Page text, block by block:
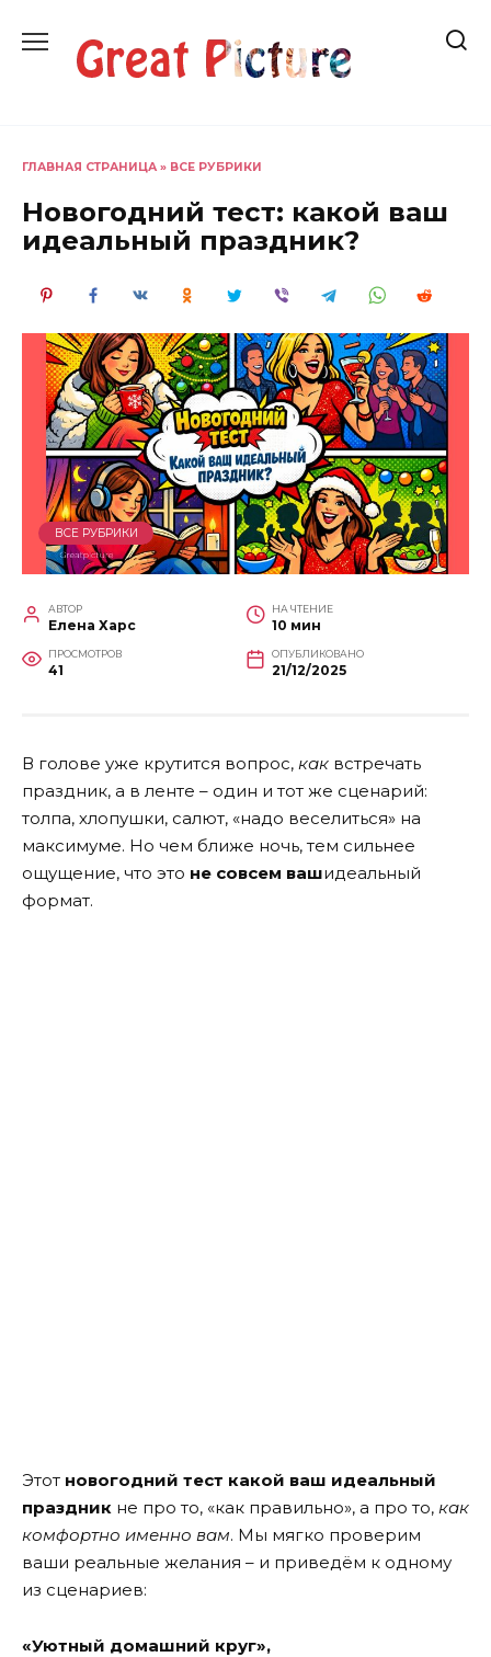
содержанию
ГЛАВНАЯ СТРАНИЦА » ВСЕ РУБРИКИ
Новогодний тест: какой ваш
идеальный праздник?
ВСЕ РУБРИКИ
АВТОР
Елена Харс
НА ЧТЕНИЕ
10 мин
ПРОСМОТРОВ
41
ОПУБЛИКОВАНО
21/12/2025
В голове уже крутится вопрос, как встречать
праздник, а в ленте – один и тот же сценарий:
толпа, хлопушки, салют, «надо веселиться» на
максимуме. Но чем ближе ночь, тем сильнее
ощущение, что это не совсем вашидеальный
формат.
Этот новогодний тест какой ваш идеальный
праздник не про то, «как правильно», а про то, как
комфортно именно вам. Мы мягко проверим
ваши реальные желания – и приведём к одному
из сценариев:
«Уютный домашний круг»,